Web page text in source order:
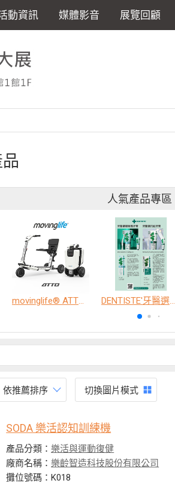
動資訊 媒體影音 展覽回顧
人氣產品專區
movinglife® ATTO新世代電動代步車 經典款 DENTISTE'牙醫選極敏感牙膏、抗蛀牙膏
依推薦排序 切換圖片模式
SODA 樂活認知訓練機
產品分類：樂活與運動復健
廠商名稱：樂齡智造科技股份有限公司
攤位號碼：K018